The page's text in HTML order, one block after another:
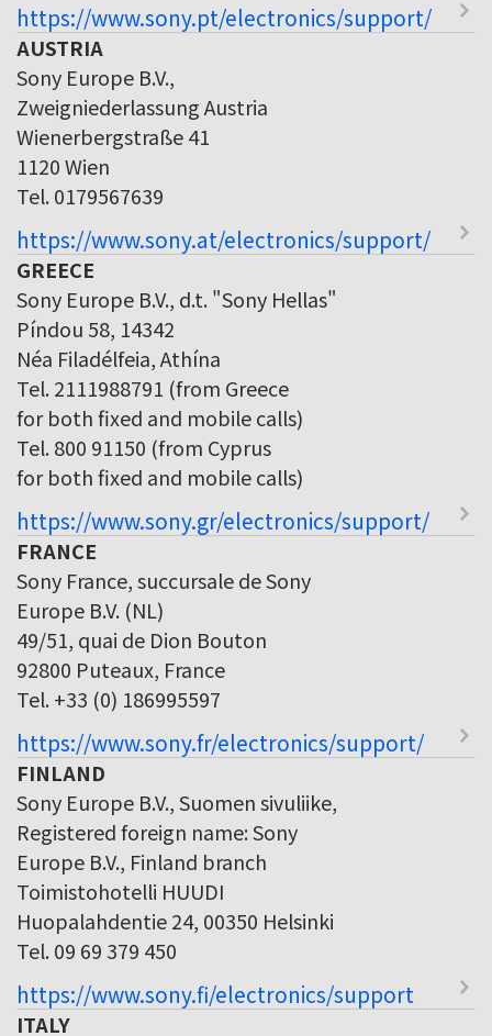
https://www.sony.pt/electronics/support/
AUSTRIA
Sony Europe B.V.,
Zweigniederlassung Austria
Wienerbergstraße 41
1120 Wien
Tel. 0179567639
https://www.sony.at/electronics/support/
GREECE
Sony Europe B.V., d.t. "Sony Hellas"
Píndou 58, 14342
Néa Filadélfeia, Athína
Tel. 2111988791 (from Greece
for both fixed and mobile calls)
Tel. 800 91150 (from Cyprus
for both fixed and mobile calls)
https://www.sony.gr/electronics/support/
FRANCE
Sony France, succursale de Sony
Europe B.V. (NL)
49/51, quai de Dion Bouton
92800 Puteaux, France
Tel. +33 (0) 186995597
https://www.sony.fr/electronics/support/
FINLAND
Sony Europe B.V., Suomen sivuliike,
Registered foreign name: Sony
Europe B.V., Finland branch
Toimistohotelli HUUDI
Huopalahdentie 24, 00350 Helsinki
Tel. 09 69 379 450
https://www.sony.fi/electronics/support
ITALY